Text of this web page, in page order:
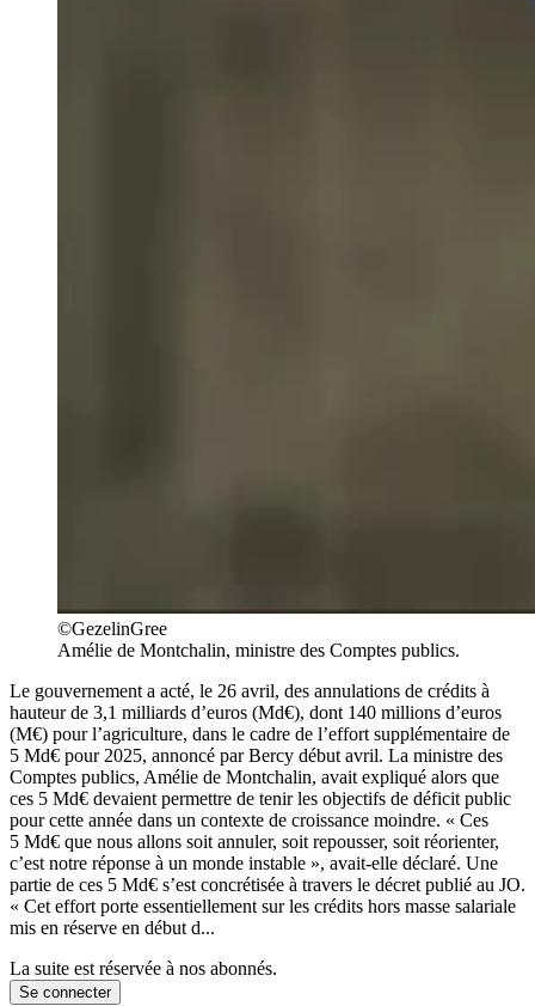
©GezelinGree
Amélie de Montchalin, ministre des Comptes publics.
Le gouvernement a acté, le 26 avril, des annulations de crédits à
hauteur de 3,1 milliards d’euros (Md€), dont 140 millions d’euros
(M€) pour l’agriculture, dans le cadre de l’effort supplémentaire de
5 Md€ pour 2025, annoncé par Bercy début avril. La ministre des
Comptes publics, Amélie de Montchalin, avait expliqué alors que
ces 5 Md€ devaient permettre de tenir les objectifs de déficit public
pour cette année dans un contexte de croissance moindre. « Ces
5 Md€ que nous allons soit annuler, soit repousser, soit réorienter,
c’est notre réponse à un monde instable », avait-elle déclaré. Une
partie de ces 5 Md€ s’est concrétisée à travers le décret publié au JO.
« Cet effort porte essentiellement sur les crédits hors masse salariale
mis en réserve en début d...
La suite est réservée à nos abonnés.
Se connecter